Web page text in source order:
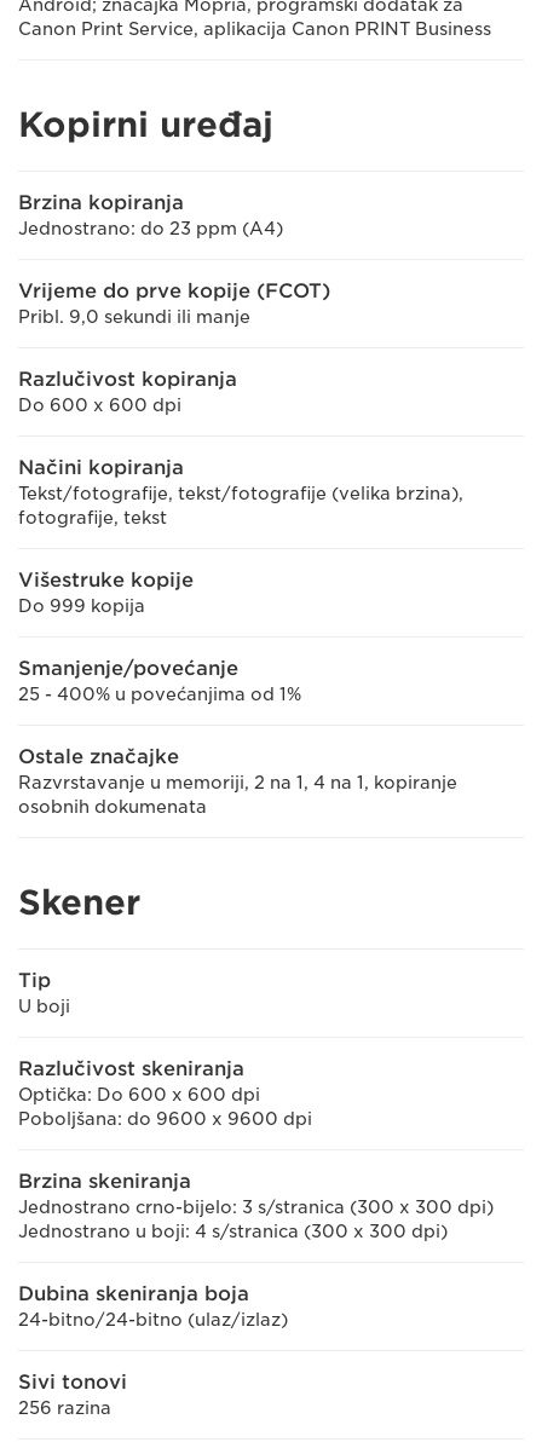
Android; značajka Mopria, programski dodatak za
Canon Print Service, aplikacija Canon PRINT Business
Kopirni uređaj
Brzina kopiranja
Jednostrano: do 23 ppm (A4)
Vrijeme do prve kopije (FCOT)
Pribl. 9,0 sekundi ili manje
Razlučivost kopiranja
Do 600 x 600 dpi
Načini kopiranja
Tekst/fotografije, tekst/fotografije (velika brzina),
fotografije, tekst
Višestruke kopije
Do 999 kopija
Smanjenje/povećanje
25 - 400% u povećanjima od 1%
Ostale značajke
Razvrstavanje u memoriji, 2 na 1, 4 na 1, kopiranje
osobnih dokumenata
Skener
Tip
U boji
Razlučivost skeniranja
Optička: Do 600 x 600 dpi
Poboljšana: do 9600 x 9600 dpi
Brzina skeniranja
Jednostrano crno-bijelo: 3 s/stranica (300 x 300 dpi)
Jednostrano u boji: 4 s/stranica (300 x 300 dpi)
Dubina skeniranja boja
24-bitno/24-bitno (ulaz/izlaz)
Sivi tonovi
256 razina